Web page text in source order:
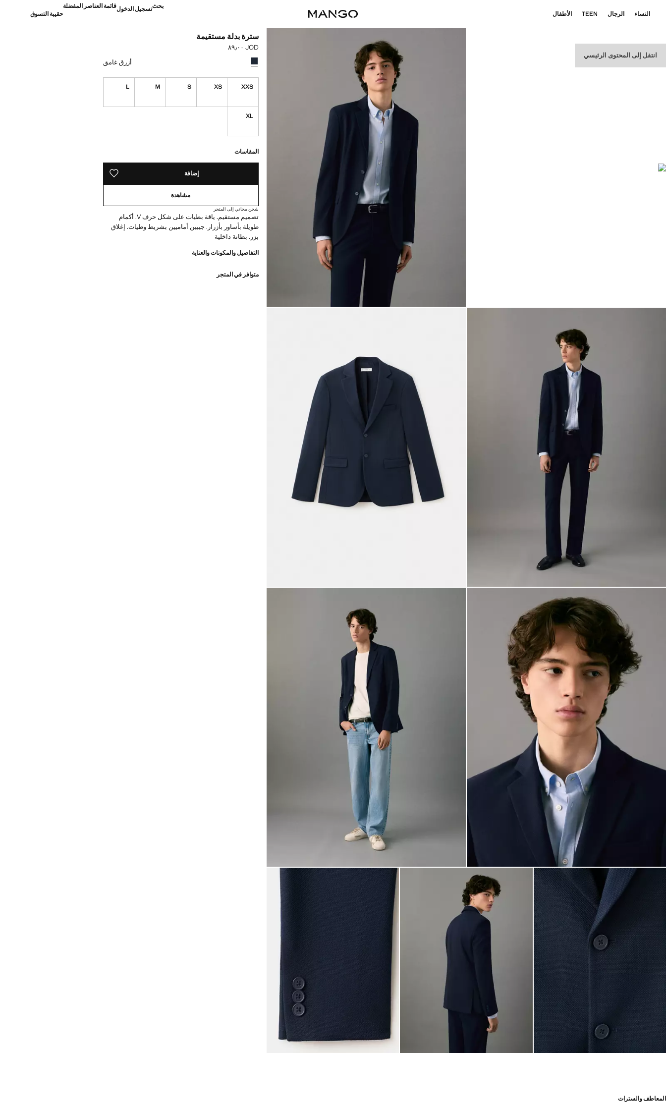
انتقل إلى المحتوى الرئيسي
النساء الرجال TEEN الأطفال
بحثتسجيل الدخولقائمة العناصر المفضلة
حقيبة التسوق
سترة بدلة مستقيمة
السعر الحالي [JOD ٨٩٫٠٠ ]
JOD ٨٩٫٠٠
حدد اللون
أزرق غامق
XXS
XS
S
M
L
XL
المقاسات
إضافة حفظه في قائمة منتجاتك المفضلة
مشاهدة
شحن مجاني إلى المتجر
تصميم مستقيم. ياقة بطيات على شكل حرف V. أكمام
طويلة بأساور بأزرار. جيبين أماميين بشريط وطيات. إغلاق
بزر. بطانة داخلية
التفاصيل والمكونات والعناية
متوافر في المتجر
المعاطف والسترات